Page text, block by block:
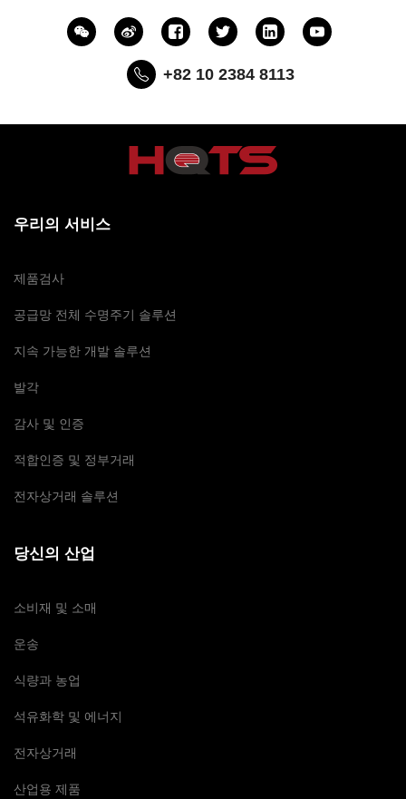
+82 10 2384 8113
우리의 서비스
제품검사
공급망 전체 수명주기 솔루션
지속 가능한 개발 솔루션
발각
감사 및 인증
적합인증 및 정부거래
전자상거래 솔루션
당신의 산업
소비재 및 소매
운송
식량과 농업
석유화학 및 에너지
전자상거래
산업용 제품